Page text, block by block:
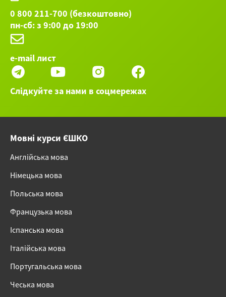
0 800 211-700 (безкоштовно)
пн-сб: з 9:00 до 19:00
e-mail лист
Слідкуйте за нами в соцмережах
Мовні курси ЄШКО
Англійська мова
Німецька мова
Польська мова
Французька мова
Іспанська мова
Італійська мова
Португальська мова
Чеська мова